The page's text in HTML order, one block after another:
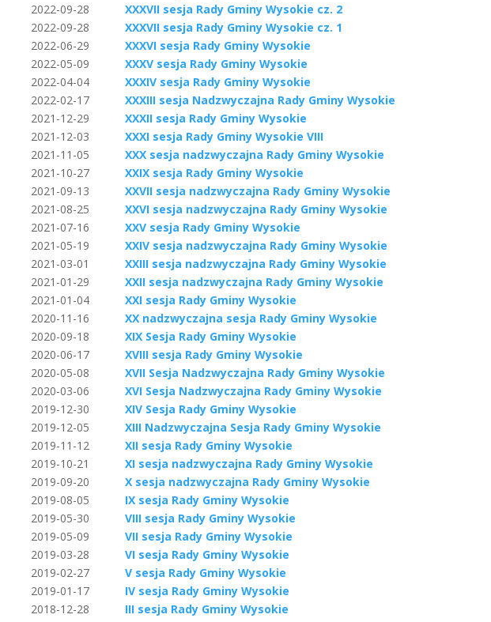
2022-09-28
XXXVII sesja Rady Gminy Wysokie cz. 2
2022-09-28
XXXVII sesja Rady Gminy Wysokie cz. 1
2022-06-29
XXXVI sesja Rady Gminy Wysokie
2022-05-09
XXXV sesja Rady Gminy Wysokie
2022-04-04
XXXIV sesja Rady Gminy Wysokie
2022-02-17
XXXIII sesja Nadzwyczajna Rady Gminy Wysokie
2021-12-29
XXXII sesja Rady Gminy Wysokie
2021-12-03
XXXI sesja Rady Gminy Wysokie VIII
2021-11-05
XXX sesja nadzwyczajna Rady Gminy Wysokie
2021-10-27
XXIX sesja Rady Gminy Wysokie
2021-09-13
XXVII sesja nadzwyczajna Rady Gminy Wysokie
2021-08-25
XXVI sesja nadzwyczajna Rady Gminy Wysokie
2021-07-16
XXV sesja Rady Gminy Wysokie
2021-05-19
XXIV sesja nadzwyczajna Rady Gminy Wysokie
2021-03-01
XXIII sesja nadzwyczajna Rady Gminy Wysokie
2021-01-29
XXII sesja nadzwyczajna Rady Gminy Wysokie
2021-01-04
XXI sesja Rady Gminy Wysokie
2020-11-16
XX nadzwyczajna sesja Rady Gminy Wysokie
2020-09-18
XIX Sesja Rady Gminy Wysokie
2020-06-17
XVIII sesja Rady Gminy Wysokie
2020-05-08
XVII Sesja Nadzwyczajna Rady Gminy Wysokie
2020-03-06
XVI Sesja Nadzwyczajna Rady Gminy Wysokie
2019-12-30
XIV Sesja Rady Gminy Wysokie
2019-12-05
XIII Nadzwyczajna Sesja Rady Gminy Wysokie
2019-11-12
XII sesja Rady Gminy Wysokie
2019-10-21
XI sesja nadzwyczajna Rady Gminy Wysokie
2019-09-20
X sesja nadzwyczajna Rady Gminy Wysokie
2019-08-05
IX sesja Rady Gminy Wysokie
2019-05-30
VIII sesja Rady Gminy Wysokie
2019-05-09
VII sesja Rady Gminy Wysokie
2019-03-28
VI sesja Rady Gminy Wysokie
2019-02-27
V sesja Rady Gminy Wysokie
2019-01-17
IV sesja Rady Gminy Wysokie
2018-12-28
III sesja Rady Gminy Wysokie